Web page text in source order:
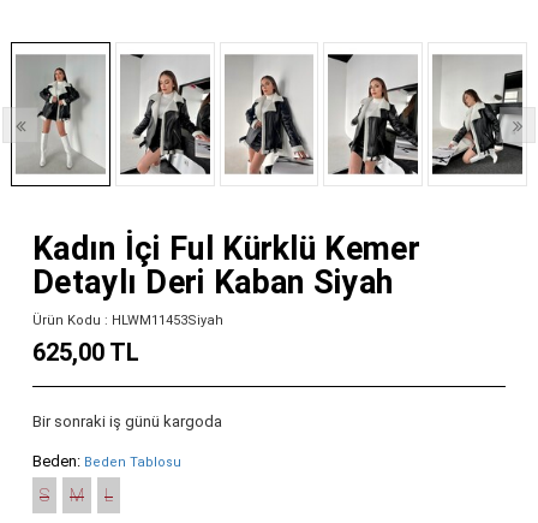
Kadın İçi Ful Kürklü Kemer
Detaylı Deri Kaban Siyah
Ürün Kodu : HLWM11453Siyah
625,00 TL
Bir sonraki iş günü kargoda
Beden: Beden Tablosu
S M L